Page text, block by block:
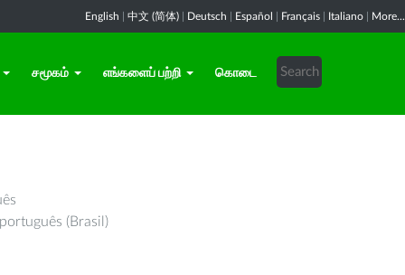
English 中文 (简体) Deutsch Español Français Italiano More...
சமூகம் எங்களைப் பற்றி கொடை
português (Brasil)